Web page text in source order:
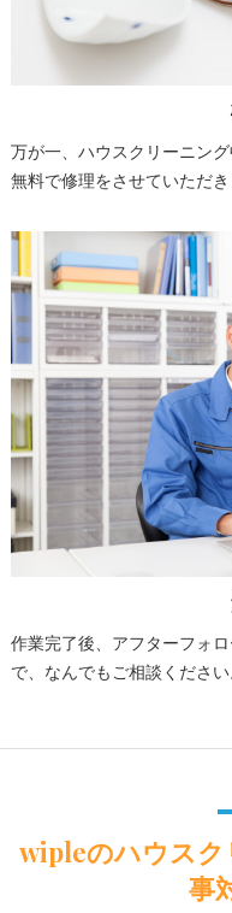
万が一、ハウスクリーニン
無料で修理をさせていただき
作業完了後、アフターフォ
で、なんでもご相談ください
wipleのハウスク
事